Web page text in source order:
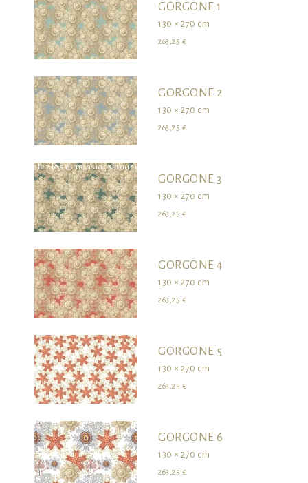
survolez les dimensions pour visualiser le produit dans son ensemble
GORGONE 1
130 × 270 cm
263,25 €
GORGONE 2
130 × 270 cm
263,25 €
GORGONE 3
130 × 270 cm
263,25 €
GORGONE 4
130 × 270 cm
263,25 €
GORGONE 5
130 × 270 cm
263,25 €
GORGONE 6
130 × 270 cm
263,25 €